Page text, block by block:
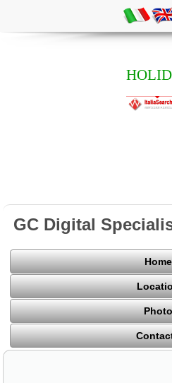
GC Digital
Home
Photo